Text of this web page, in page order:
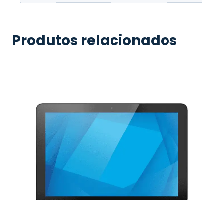
Produtos relacionados